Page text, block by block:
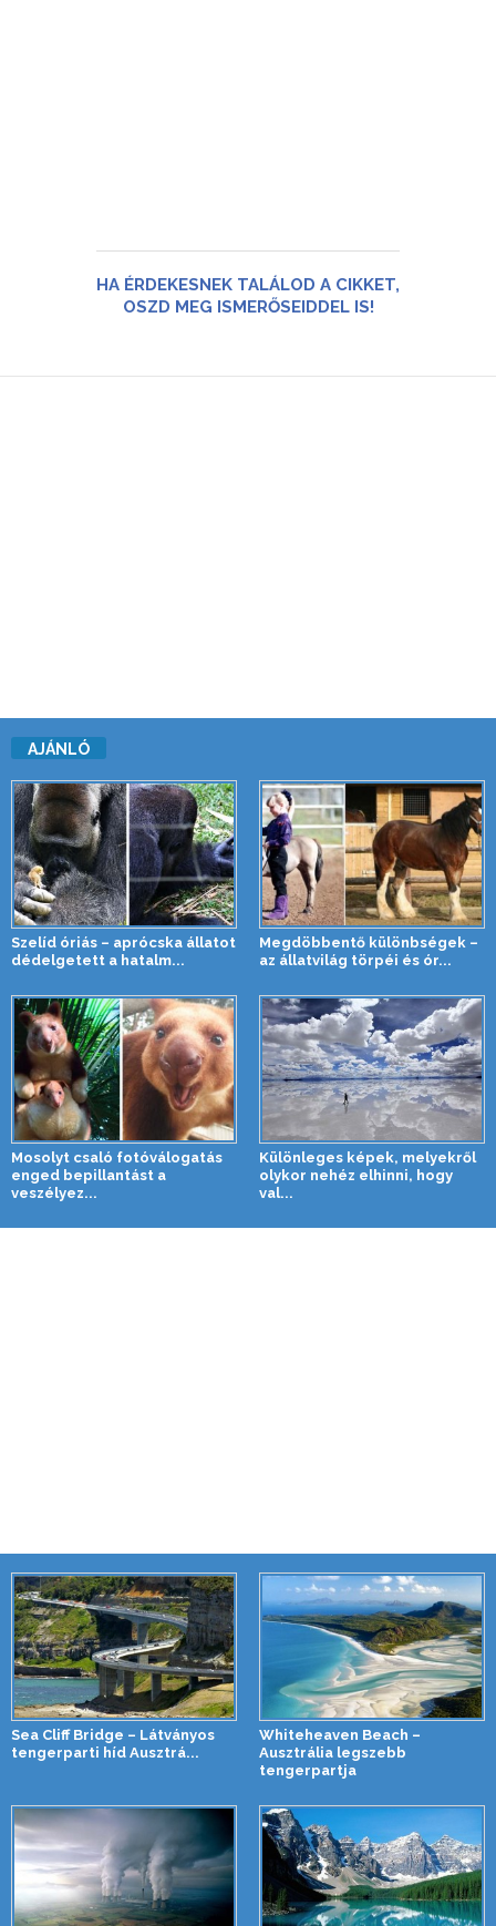
HA ÉRDEKESNEK TALÁLOD A CIKKET,
OSZD MEG ISMERŐSEIDDEL IS!
AJÁNLÓ
Szelíd óriás – aprócska állatot
dédelgetett a hatalm...
Megdöbbentő különbségek –
az állatvilág törpéi és ór...
Mosolyt csaló fotóválogatás
enged bepillantást a
veszélyez...
Különleges képek, melyekről
olykor nehéz elhinni, hogy
val...
Sea Cliff Bridge – Látványos
tengerparti híd Ausztrá...
Whiteheaven Beach –
Ausztrália legszebb
tengerpartja